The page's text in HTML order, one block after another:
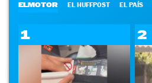
ELMOTOR EL HUFFPOST EL PAÍS
1 2